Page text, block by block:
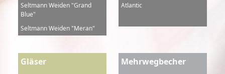
Seltmann Weiden "Grand
Blue"
Seltmann Weiden "Meran"
Atlantic
Gläser Mehrwegbecher